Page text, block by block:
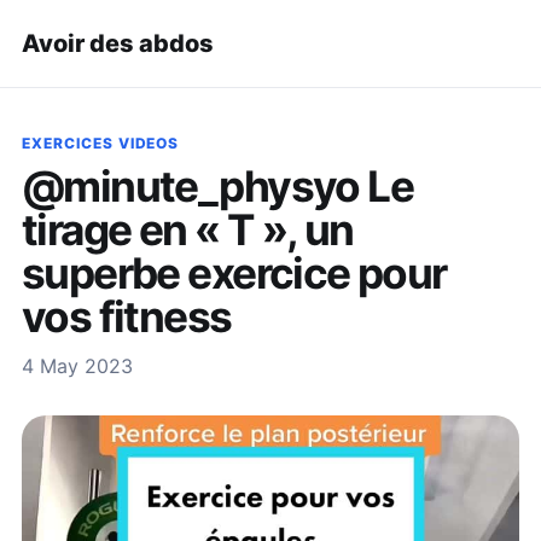
Avoir des abdos
EXERCICES VIDEOS
@minute_physyo Le
tirage en « T », un
superbe exercice pour
vos fitness
4 May 2023